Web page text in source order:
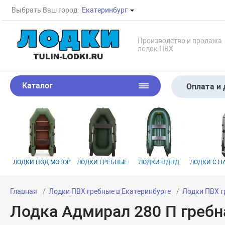
Выбрать Ваш город: Екатеринбург
Производство и продажа
лодок ПВХ
Каталог Оплата и
ЛОДКИ ПОД МОТОР ЛОДКИ ГРЕБНЫЕ ЛОДКИ НДНД ЛОДКИ С
Главная Лодки ПВХ гребные в Екатеринбурге Лодки ПВХ
Лодка Адмирал 280 П